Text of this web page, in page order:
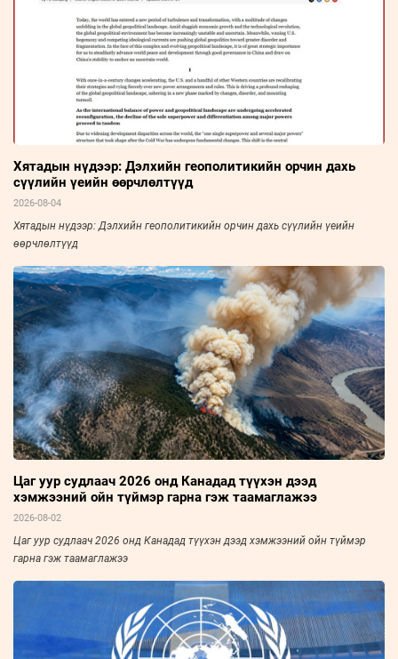
Хятадын нүдээр: Дэлхийн геополитикийн орчин дахь
сүүлийн үеийн өөрчлөлтүүд
2026-08-04
Хятадын нүдээр: Дэлхийн геополитикийн орчин дахь сүүлийн үеийн
өөрчлөлтүүд
Цаг уур судлаач 2026 онд Канадад түүхэн дээд
хэмжээний ойн түймэр гарна гэж таамаглажээ
2026-08-02
Цаг уур судлаач 2026 онд Канадад түүхэн дээд хэмжээний ойн түймэр
гарна гэж таамаглажээ